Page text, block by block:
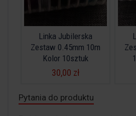
Linka Jubilerska
Zestaw 0.45mm 10m
Kolor 10sztuk
30,00 zł
Pytania do produktu